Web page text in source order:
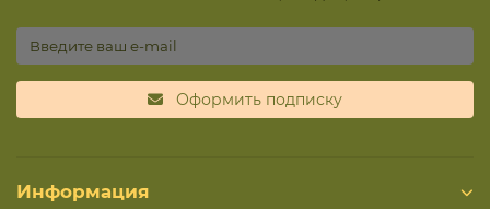
Оформить подписку
Информация